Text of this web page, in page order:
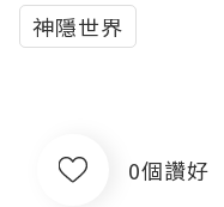
神隱世界
0個讚好